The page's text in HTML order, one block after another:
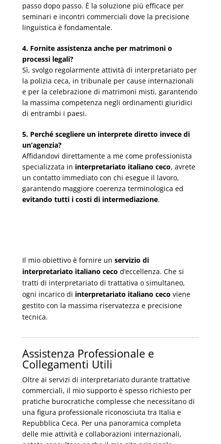
passo dopo passo. È la soluzione più efficace per
seminari e incontri commerciali dove la precisione
linguistica è fondamentale.
4. Fornite assistenza anche per matrimoni o
processi legali?
Sì, svolgo regolarmente attività di interpretariato per
la polizia ceca, in tribunale per cause internazionali
e per la celebrazione di matrimoni misti, garantendo
la massima competenza negli ordinamenti giuridici
di entrambi i paesi.
5. Perché scegliere un interprete diretto invece di
un’agenzia?
Affidandovi direttamente a me come professionista
specializzata in interpretariato italiano ceco, avrete
un contatto immediato con chi esegue il lavoro,
garantendo maggiore coerenza terminologica ed
evitando tutti i costi di intermediazione.
Il mio obiettivo è fornire un servizio di
interpretariato italiano ceco d’eccellenza. Che si
tratti di interpretariato di trattativa o simultaneo,
ogni incarico di interpretariato italiano ceco viene
gestito con la massima riservatezza e precisione
tecnica.
Assistenza Professionale e
Collegamenti Utili
Oltre ai servizi di interpretariato durante trattative
commerciali, il mio supporto è spesso richiesto per
pratiche burocratiche complesse che necessitano di
una figura professionale riconosciuta tra Italia e
Repubblica Ceca. Per una panoramica completa
delle mie attività e collaborazioni internazionali,